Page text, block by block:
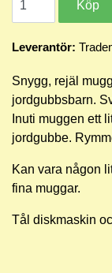
Leverantör:
Snygg, rejäl
jordgubbsbarn.
Inuti muggen ett
jordgubbe.
Kan vara någon
fina muggar.
Tål diskmaskin